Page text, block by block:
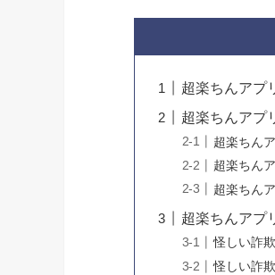
超楽ちんアプ
超楽ちんアプ
超楽ちん
超楽ちん
超楽ちん
超楽ちんアプ
怪しい詐
怪しい詐